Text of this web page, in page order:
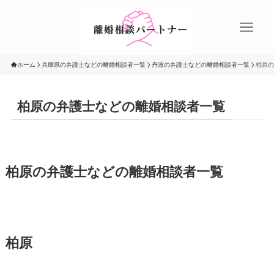
ホーム 兵庫県の弁護士などの離婚相談者一覧 丹波の弁護士などの離婚相談者一覧 柏原
柏原の弁護士などの離婚相談者一覧
柏原の弁護士などの離婚相談者一覧
柏原